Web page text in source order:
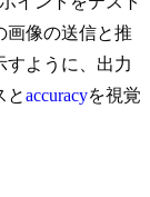
画像の送信と推
すように、出力
とaccuracyを視覚